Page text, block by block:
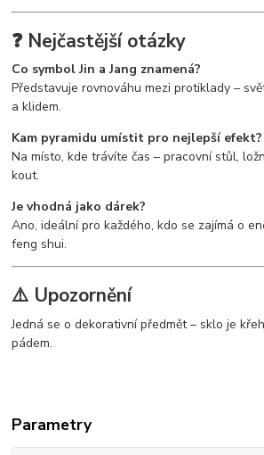
❓ Nejčastější otázky
Co symbol Jin a Jang znamená?
Představuje rovnováhu mezi protiklady –
a klidem.
Kam pyramidu umístit pro nejlepší efekt?
Na místo, kde trávíte čas – pracovní stůl,
kout.
Je vhodná jako dárek?
Ano, ideální pro každého, kdo se zajímá o
feng shui.
⚠️ Upozornění
Jedná se o dekorativní předmět – sklo je
pádem.
Parametry